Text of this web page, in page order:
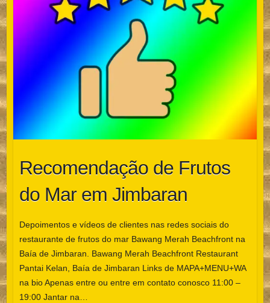
Recomendação de Frutos
do Mar em Jimbaran
Depoimentos e vídeos de clientes nas redes sociais do
restaurante de frutos do mar Bawang Merah Beachfront na
Baía de Jimbaran. Bawang Merah Beachfront Restaurant
Pantai Kelan, Baía de Jimbaran Links de MAPA+MENU+WA
na bio Apenas entre ou entre em contato conosco 11:00 –
19:00 Jantar na…